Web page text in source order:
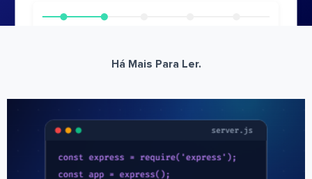
Há Mais Para Ler.